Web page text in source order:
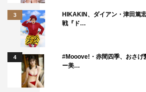
3
HIKAKIN、ダイアン・津田篤
戦『ド…
4
#Mooove!・赤間四季、おさげ
ー美…